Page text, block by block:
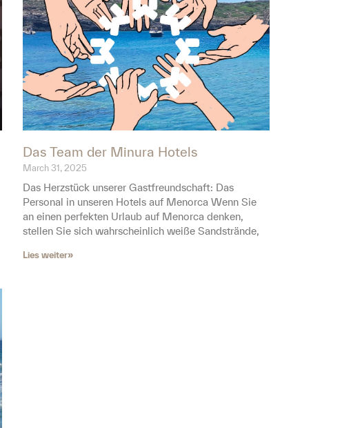
Das Team der Minura Hotels
March 31, 2025
Das Herzstück unserer Gastfreundschaft: Das
Personal in unseren Hotels auf Menorca Wenn Sie
an einen perfekten Urlaub auf Menorca denken,
stellen Sie sich wahrscheinlich weiße Sandstrände,
Lies weiter»